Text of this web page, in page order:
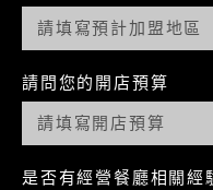
請問您的開店預算
是否有經營餐廳相關經